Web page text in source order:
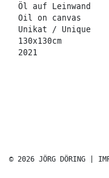
Öl auf Leinwand
Oil on canvas
Unikat / Unique
130x130cm
2021
© 2026 JÖRG DÖRING |